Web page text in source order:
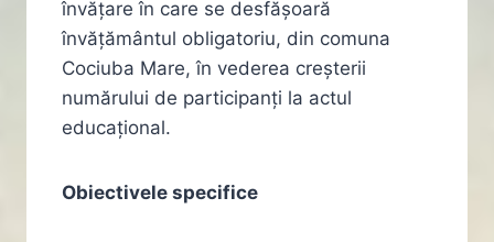
învățare în care se desfășoară
învățământul obligatoriu, din comuna
Cociuba Mare, în vederea creșterii
numărului de participanți la actul
educațional.
Obiectivele specifice